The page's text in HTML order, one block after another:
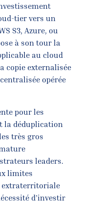
tier vers un
S3, Azure, ou
à son tour la
au cloud
copie externalisée
opérée
pour les
la déduplication
très gros
leaders.
limites
d’investir